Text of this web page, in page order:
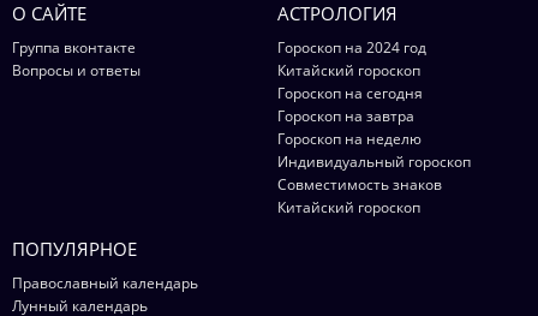
О САЙТЕ
Группа вконтакте
Вопросы и ответы
АСТРОЛОГИЯ
Гороскоп на 2024 год
Китайский гороскоп
Гороскоп на сегодня
Гороскоп на завтра
Гороскоп на неделю
Индивидуальный гороскоп
Совместимость знаков
Китайский гороскоп
ПОПУЛЯРНОЕ
Православный календарь
Лунный календарь